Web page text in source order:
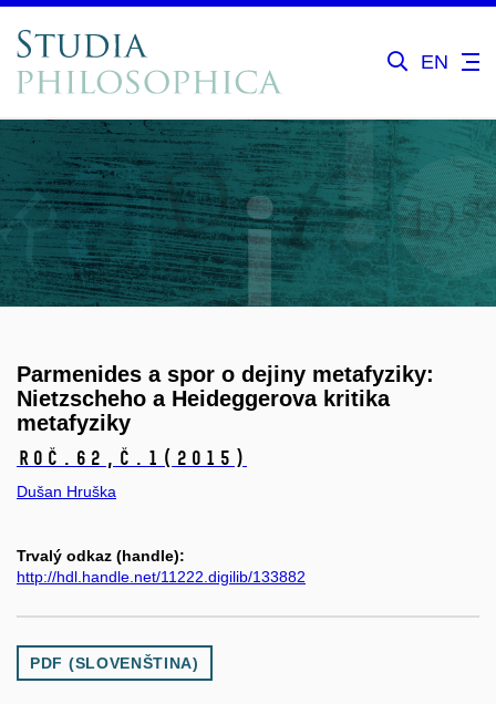
EN
Parmenides a spor o dejiny metafyziky:
Nietzscheho a Heideggerova kritika
metafyziky
Roč.62, č.1 (2015)
Dušan Hruška
Trvalý odkaz (handle):
http://hdl.handle.net/11222.digilib/133882
PDF (SLOVENŠTINA)